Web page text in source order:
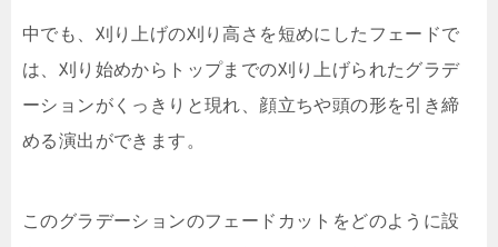
中でも、刈り上げの刈り高さを短めにしたフェードで
は、刈り始めからトップまでの刈り上げられたグラデ
ーションがくっきりと現れ、顔立ちや頭の形を引き締
める演出ができます。
このグラデーションのフェードカットをどのように設